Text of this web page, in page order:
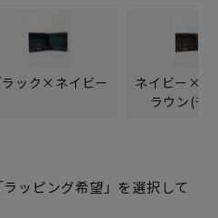
ラック×ネイビー
ネイビー×ダ
ラウン(チ
ッピング希望」を選択して